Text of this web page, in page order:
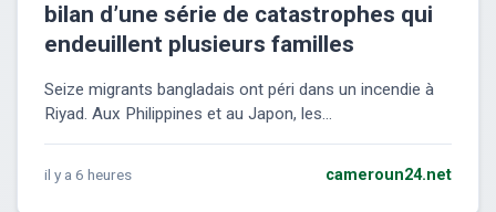
bilan d’une série de catastrophes qui
endeuillent plusieurs familles
Seize migrants bangladais ont péri dans un incendie à
Riyad. Aux Philippines et au Japon, les...
il y a 6 heures cameroun24.net